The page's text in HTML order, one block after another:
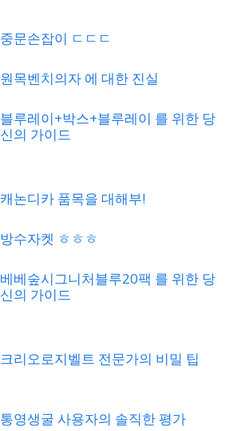
중문손잡이 ㄷㄷㄷ
원목벤치의자 에 대한 진실
블루레이+박스+블루레이 를 위한 당
신의 가이드
캐논디카 품목을 대해부!
방수자켓 ㅎㅎㅎ
베베숲시그니처블루20팩 를 위한 당
신의 가이드
크리오로지벨트 전문가의 비밀 팁
통영생굴 사용자의 솔직한 평가